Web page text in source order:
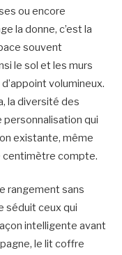
ou encore
la donne, c’est la
souvent
le sol et les murs
volumineux.
la diversité des
qui
existante, même
centimètre compte.
rangement sans
séduit ceux qui
intelligente avant
le lit coffre